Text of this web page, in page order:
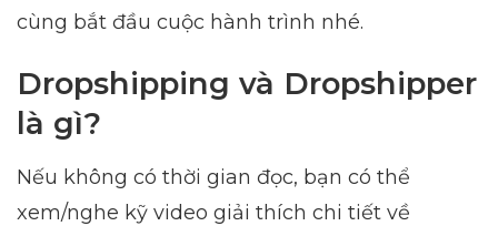
cùng bắt đầu cuộc hành trình nhé.
Dropshipping và Dropshipper
là gì?
Nếu không có thời gian đọc, bạn có thể
xem/nghe kỹ video giải thích chi tiết về